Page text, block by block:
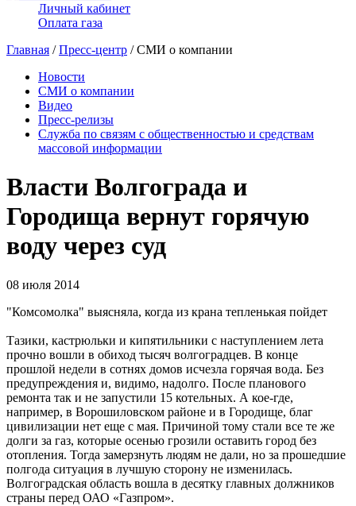
Личный кабинет
Оплата газа
Главная /Пресс-центр / СМИ о компании
Новости
СМИ о компании
Видео
Пресс-релизы
Служба по связям с общественностью и средствам
массовой информации
Власти Волгограда и
Городища вернут горячую
воду через суд
08 июля 2014
"Комсомолка" выясняла, когда из крана тепленькая пойдет
Тазики, кастрюльки и кипятильники с наступлением лета
прочно вошли в обиход тысяч волгоградцев. В конце
прошлой недели в сотнях домов исчезла горячая вода. Без
предупреждения и, видимо, надолго. После планового
ремонта так и не запустили 15 котельных. А кое-где,
например, в Ворошиловском районе и в Городище, благ
цивилизации нет еще с мая. Причиной тому стали все те же
долги за газ, которые осенью грозили оставить город без
отопления. Тогда замерзнуть людям не дали, но за прошедшие
полгода ситуация в лучшую сторону не изменилась.
Волгоградская область вошла в десятку главных должников
страны перед ОАО «Газпром».